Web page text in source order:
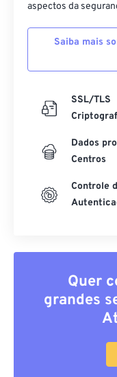
aspectos da
Saiba mais
SSL/TLS
Dados
Centros
Controle
Quer
grandes